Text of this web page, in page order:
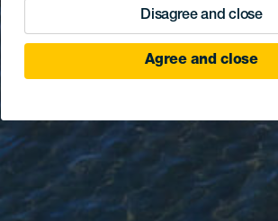
Disagree and close
Agree and close